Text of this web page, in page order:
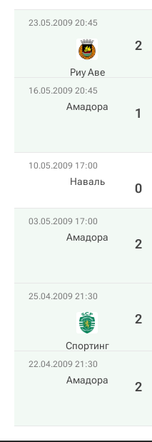
23.05.2009 20:45
Риу Аве
2
16.05.2009 20:45
Амадора 1
10.05.2009 17:00
Наваль 0
03.05.2009 17:00
Амадора 2
25.04.2009 21:30
Спортинг
2
22.04.2009 21:30
Амадора 2